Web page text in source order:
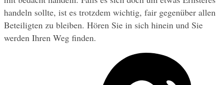
handeln sollte, ist es trotzdem wichtig, fair gegenüber allen
Beteiligten zu bleiben. Hören Sie in sich hinein und Sie
werden Ihren Weg finden.